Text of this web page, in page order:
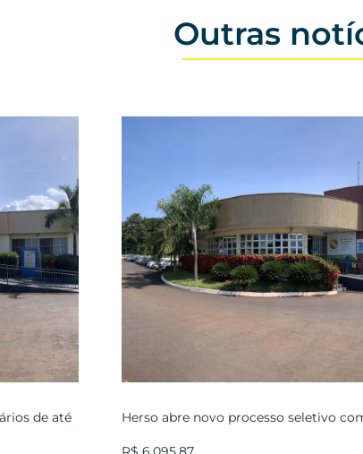
Outras
de até Herso abre novo processo seletivo